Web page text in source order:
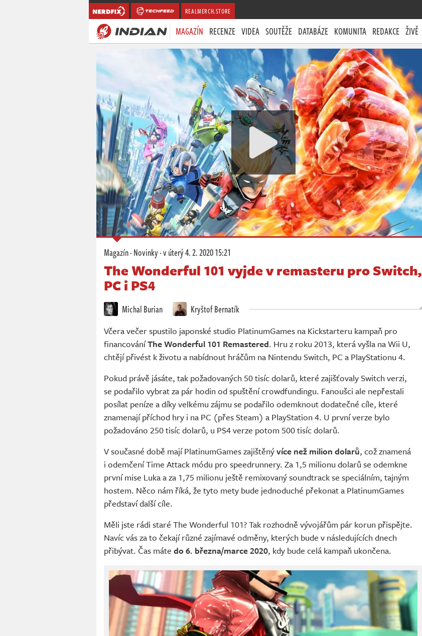
REALMERCH.STORE
MAGAZÍN RECENZE VIDEA SOUTĚŽE DATABÁZE KOMUNITA REDAKCE ŽIVĚ
Magazín·Novinky·v úterý4. 2. 2020 15:21
The Wonderful 101 vyjde v remasteru pro Switch,
PC i PS4
Michal Burian Kryštof Bernatík
Včera večer spustilo japonské studio PlatinumGames na Kickstarteru kampaň pro
financováníThe Wonderful 101 Remastered. Hru z roku 2013, která vyšla na Wii U,
chtějí přivést k životu a nabídnout hráčům na Nintendu Switch, PC a PlayStationu 4.
Pokud právě jásáte, tak požadovaných 50 tisíc dolarů, které zajišťovaly Switch verzi,
se podařilo vybrat za pár hodin od spuštění crowdfundingu. Fanoušci ale nepřestali
posílat peníze a díky velkému zájmu se podařilo odemknout dodatečné cíle, které
znamenají příchod hry i na PC (přes Steam) a PlayStation 4. U první verze bylo
požadováno 250 tisíc dolarů, u PS4 verze potom 500 tisíc dolarů.
V současné době mají PlatinumGames zajištěnývíce než milion dolarů, což znamená
i odemčení Time Attack módu pro speedrunnery. Za 1,5 milionu dolarů se odemkne
první mise Luka a za 1,75 milionu ještě remixovaný soundtrack se speciálním, tajným
hostem. Něco nám říká, že tyto mety bude jednoduché překonat a PlatinumGames
představí další cíle.
Měli jste rádi staré The Wonderful 101? Tak rozhodně vývojářům pár korun přispějte.
Navíc vás za to čekají různé zajímavé odměny, kterých bude v následujících dnech
přibývat. Čas máte do 6. března/marce 2020, kdy bude celá kampaň ukončena.